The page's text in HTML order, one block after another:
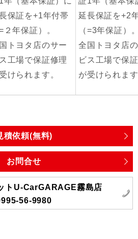
保証を+1年付帯
=２年保証）。
トヨタ店のサー
工場で保証修理
けられます。
延長保証を+2
（=3年保証）
全国トヨタ店
ビス工場で保
が受けられま
積依頼(無料)
お問合せ
トU-CarGARAGE霧島店
56-9980